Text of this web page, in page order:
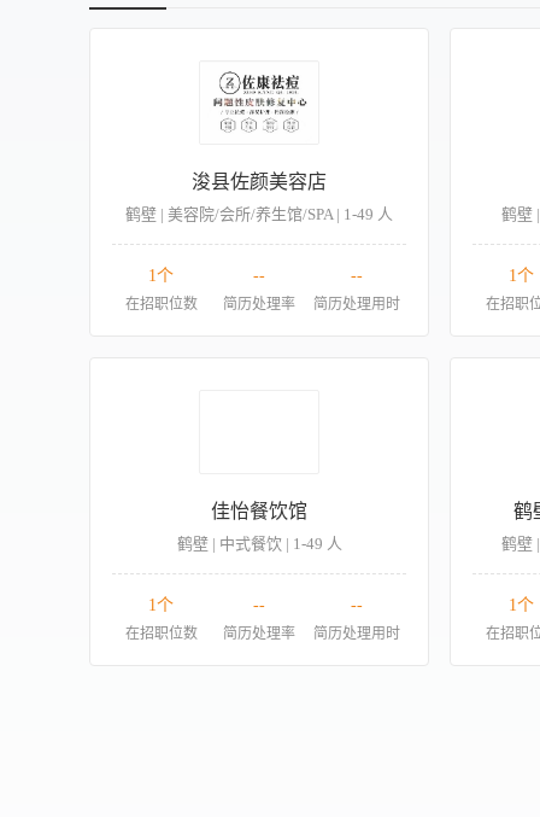
浚县佐颜美容店
鹤壁 | 美容院/会所/养生馆/SPA | 1-49 人
1个
在招职位数
--
简历处理率
--
简历处理用时
鹤壁
1个
在招职
佳怡餐饮馆
鹤壁 | 中式餐饮 | 1-49 人
1个
在招职位数
--
简历处理率
--
简历处理用时
鹤
鹤壁
1个
在招职